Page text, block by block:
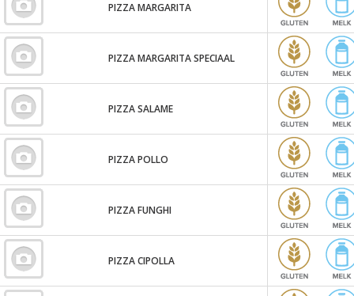
PIZZA MARGARITA
PIZZA MARGARITA SPECIAAL
PIZZA SALAME
PIZZA POLLO
PIZZA FUNGHI
PIZZA CIPOLLA